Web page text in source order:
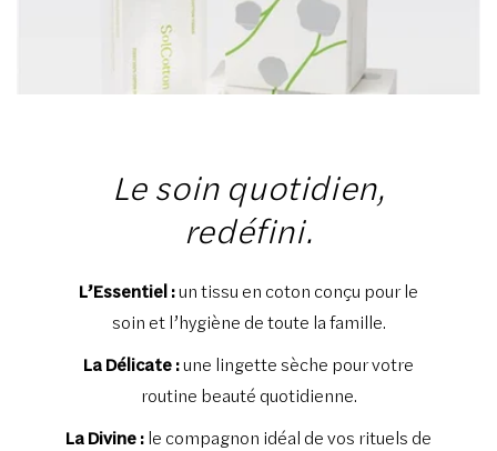
Le soin quotidien,
redéfini.
L’Essentiel :un tissu en coton conçu pour le
soin et l’hygiène de toute la famille.
La Délicate :une lingette sèche pour votre
routine beauté quotidienne.
La Divine :le compagnon idéal de vos rituels de